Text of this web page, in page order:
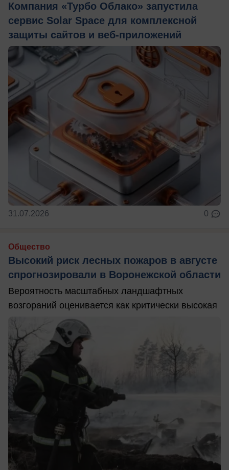
Компания «Турбо Облако» запустила
сервис Solar Space для комплексной
защиты сайтов и веб-приложений
31.07.2026 0
Общество
Высокий риск лесных пожаров в августе
спрогнозировали в Воронежской области
Вероятность масштабных ландшафтных
возгораний оценивается как критически высокая